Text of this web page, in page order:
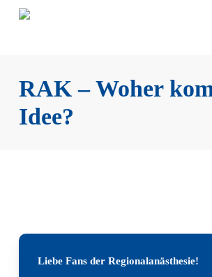
RAK – Woher
Idee?
Liebe Fans der Regionalanästhesie!